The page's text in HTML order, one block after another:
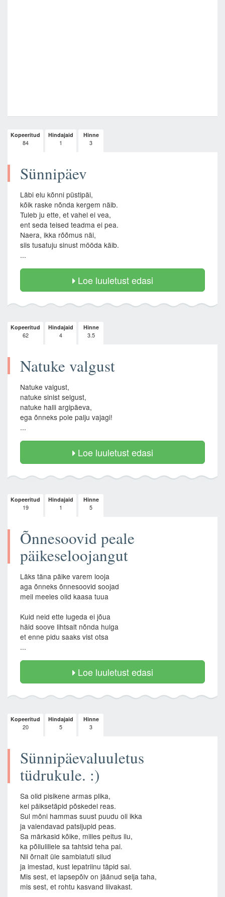
Kopeeritud
84
Hindajaid
1
Hinne
3
Sünnipäev
Läbi elu kõnni püstipäi,
kõik raske nõnda kergem näib.
Tuleb ju ette, et vahel ei vea,
ent seda teised teadma ei pea.
Naera, ikka rõõmus näi,
siis tusatuju sinust mööda käib.
...
Loe luuletust edasi
Kopeeritud
62
Hindajaid
4
Hinne
3.5
Natuke valgust
Natuke valgust,
natuke sinist selgust,
natuke halli argipäeva,
ega õnneks pole palju vajagi!
...
Loe luuletust edasi
Kopeeritud
19
Hindajaid
1
Hinne
5
Õnnesoovid peale
päikeseloojangut
Läks täna päike varem looja
aga õnneks õnnesoovid soojad
meil meeles olid kaasa tuua
Kuid neid ette lugeda ei jõua
häid soove lihtsalt nõnda hulga
et enne pidu saaks vist otsa
...
Loe luuletust edasi
Kopeeritud
20
Hindajaid
5
Hinne
3
Sünnipäevaluuletus
tüdrukule. :)
Sa olid pisikene armas plika,
kel päiksetäpid põskedel reas.
Sul mõni hammas suust puudu oli ikka
ja valendavad patsijupid peas.
Sa märkasid kõike, milles peitus ilu,
ka põllulillele sa tahtsid teha pai.
Nii õrnalt üle samblatuti silud
ja imestad, kust lepatriinu täpid sai.
Mis sest, et lapsepõlv on jäänud selja taha,
mis sest, et rohtu kasvand liivakast.